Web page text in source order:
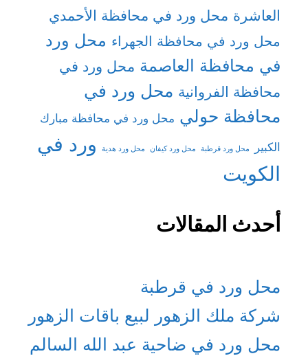
العاشرة محل ورد في محافظة الأحمدي
محل ورد في محافظة الجهراء محل ورد
في محافظة العاصمة محل ورد في
محافظة الفروانية محل ورد في
محافظة حولي محل ورد في محافظة مبارك
الكبير
محل ورد قرطبة محل ورد كيفان محل ورد هدية
ورد في
الكويت
أحدث المقالات
محل ورد في قرطبة
شركة ملك الزهور لبيع باقات الزهور
محل ورد في ضاحية عبد الله السالم